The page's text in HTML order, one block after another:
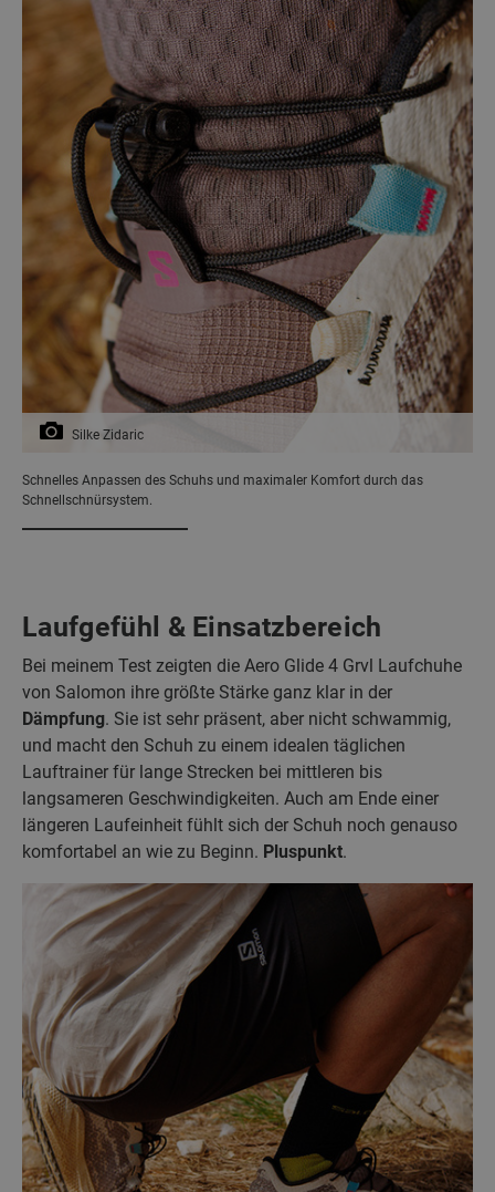
Silke Zidaric
Schnelles Anpassen des Schuhs und maximaler Komfort durch das
Schnellschnürsystem.
Laufgefühl & Einsatzbereich
Bei meinem Test zeigten die Aero Glide 4 Grvl Laufchuhe
von Salomon ihre größte Stärke ganz klar in der
Dämpfung. Sie ist sehr präsent, aber nicht schwammig,
und macht den Schuh zu einem idealen täglichen
Lauftrainer für lange Strecken bei mittleren bis
langsameren Geschwindigkeiten. Auch am Ende einer
längeren Laufeinheit fühlt sich der Schuh noch genauso
komfortabel an wie zu Beginn. Pluspunkt.